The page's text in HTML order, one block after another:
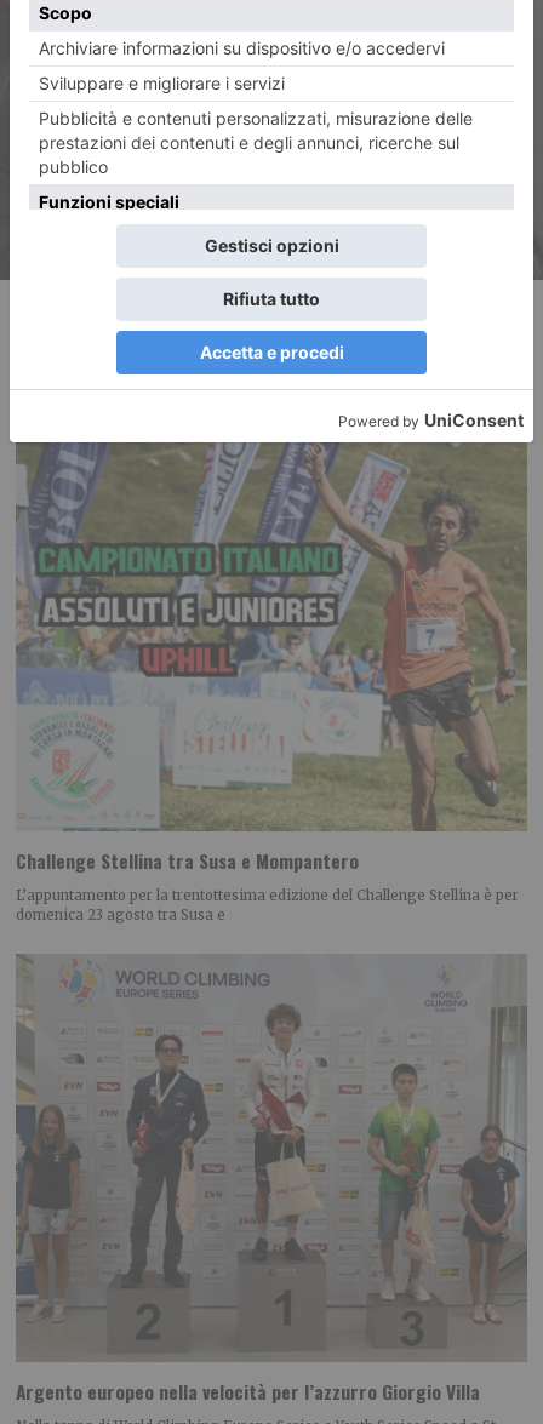
Scoperti due pusher
insospettabili: un magazziniere
produttore di cannabis e un
antiquario
RECENTI:
Challenge Stellina tra Susa e Mompantero
L’appuntamento per la trentottesima edizione del Challenge Stellina è per
domenica 23 agosto tra Susa e
Argento europeo nella velocità per l’azzurro Giorgio Villa